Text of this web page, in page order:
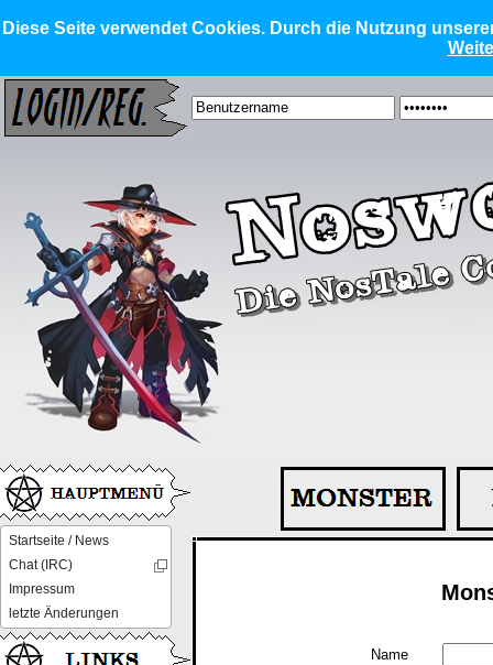
Diese Seite verwendet Cookies. Durch die Nutzung
Startseite / News
Chat (IRC)
Impressum
letzte Änderungen
Name